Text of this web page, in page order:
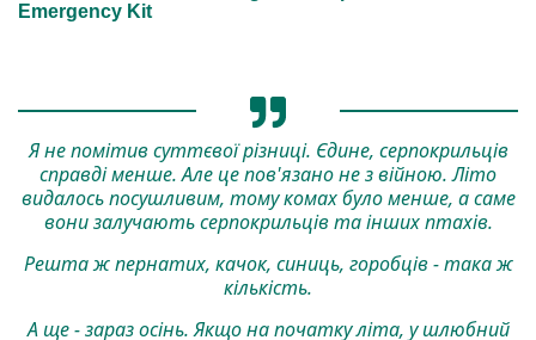
Я не помітив суттєвої різниці. Єдине, серпокрильців
справді менше. Але це пов'язано не з війною. Літо
видалось посушливим, тому комах було менше, а саме
вони залучають серпокрильців та інших птахів.
Решта ж пернатих, качок, синиць, горобців - така ж
кількість.
А ще - зараз осінь. Якщо на початку літа, у шлюбний